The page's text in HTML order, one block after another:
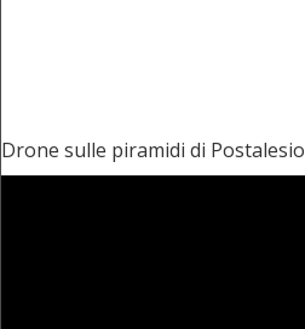
Drone sulle piramidi di Postalesio